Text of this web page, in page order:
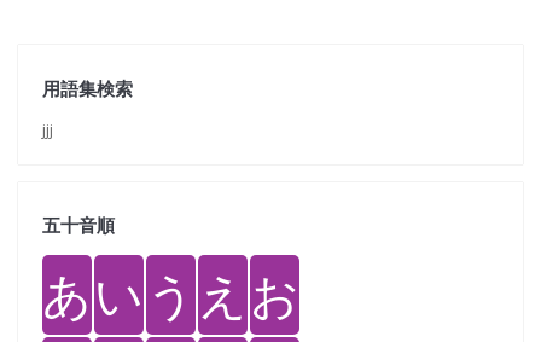
用語集検索
jjj
五十音順
あい う え お